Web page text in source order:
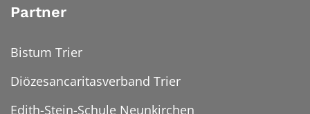
Partner
Bistum Trier
Diözesancaritasverband Trier
Edith-Stein-Schule Neunkirchen